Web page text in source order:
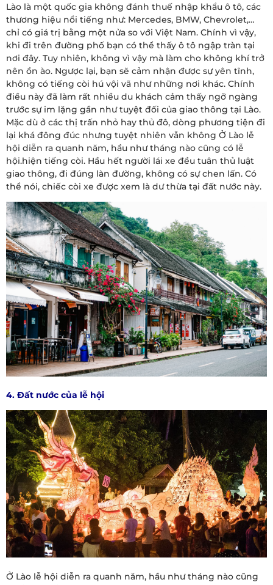
Lào là một quốc gia không đánh thuế nhập khẩu ô tô, các
thương hiệu nổi tiếng như: Mercedes, BMW, Chevrolet,…
chỉ có giá trị bằng một nửa so với Việt Nam. Chính vì vậy,
khi đi trên đường phố bạn có thể thấy ô tô ngập tràn tại
nơi đây. Tuy nhiên, không vì vậy mà làm cho không khí trở
nên ồn ào. Ngược lại, bạn sẽ cảm nhận được sự yên tĩnh,
không có tiếng còi hú vội vã như những nơi khác. Chính
điều này đã làm rất nhiều du khách cảm thấy ngỡ ngàng
trước sự im lặng gần như tuyệt đối của giao thông tại Lào.
Mặc dù ở các thị trấn nhỏ hay thủ đô, dòng phương tiện đi
lại khá đông đúc nhưng tuyệt nhiên vẫn không Ở Lào lễ
hội diễn ra quanh năm, hầu như tháng nào cũng có lễ
hội.hiện tiếng còi. Hầu hết người lái xe đều tuân thủ luật
giao thông, đi đúng làn đường, không có sự chen lấn. Có
thể nói, chiếc còi xe được xem là dư thừa tại đất nước này.
4. Đất nước của lễ hội
Ở Lào lễ hội diễn ra quanh năm, hầu như tháng nào cũng